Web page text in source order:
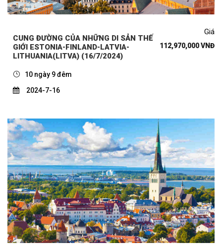
CUNG ĐƯỜNG CỦA NHỮNG DI SẢN THẾ
GIỚI ESTONIA-FINLAND-LATVIA-
LITHUANIA(LITVA) (16/7/2024)
Giá
112,970,000 VNĐ
10 ngày 9 đêm
2024-7-16